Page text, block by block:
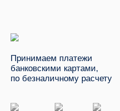
Принимаем платежи
банковскими картами,
по безналичному расчету